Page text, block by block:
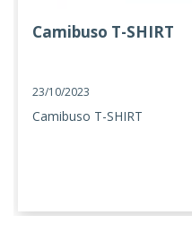
Camibuso T-SHIRT
23/10/2023
Camibuso T-SHIRT